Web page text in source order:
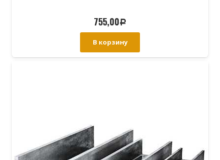
755,00Р
В корзину